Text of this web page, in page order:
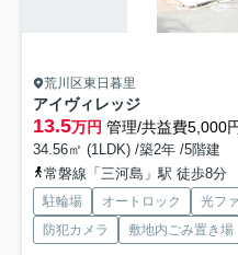
荒川区東日暮里
アイヴィレッジ
13.5万円 管理/共益費5,000
34.56㎡ (1LDK) /築2年 /5階建
常磐線「三河島」駅 徒歩8分
駐輪場 オートロック 光フ
防犯カメラ
敷地内ごみ置き場